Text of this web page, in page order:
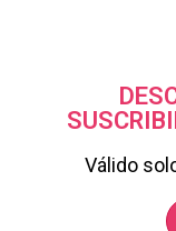
Válido